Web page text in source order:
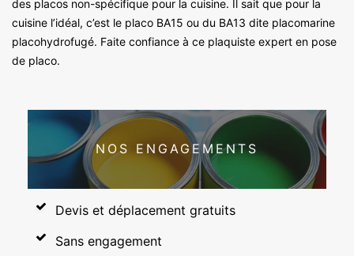
des placos non-spécifique pour la cuisine. Il sait que pour la
cuisine l’idéal, c’est le placo BA15 ou du BA13 dite placomarine
placohydrofugé. Faite confiance à ce plaquiste expert en pose
de placo.
NOS ENGAGEMENTS
Devis et déplacement gratuits
Sans engagement